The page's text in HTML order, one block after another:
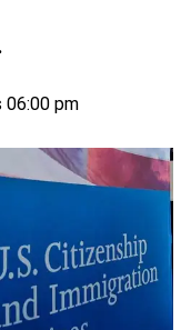
06:00 pm